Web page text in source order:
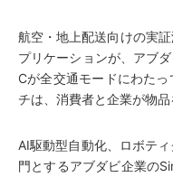
航空・地上配送向けの実
プリケーションが、アブ
Cが全交通モードにわた
チは、消費者と企業が物品
AI駆動型自動化、ロボテ
門とするアブダビ企業の